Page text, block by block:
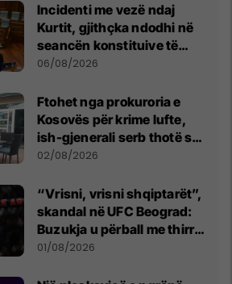
Incidenti me vezë ndaj
Kurtit, gjithçka ndodhi në
seancën konstituive të
Kuvendit
06/08/2026
Ftohet nga prokuroria e
Kosovës për krime lufte,
ish-gjenerali serb thotë se
dikush e tradhtoi në
02/08/2026
“Vrisni, vrisni shqiptarët”,
skandal në UFC Beograd:
Buzukja u përball me thirrje
anti-shqiptare nga
01/08/2026